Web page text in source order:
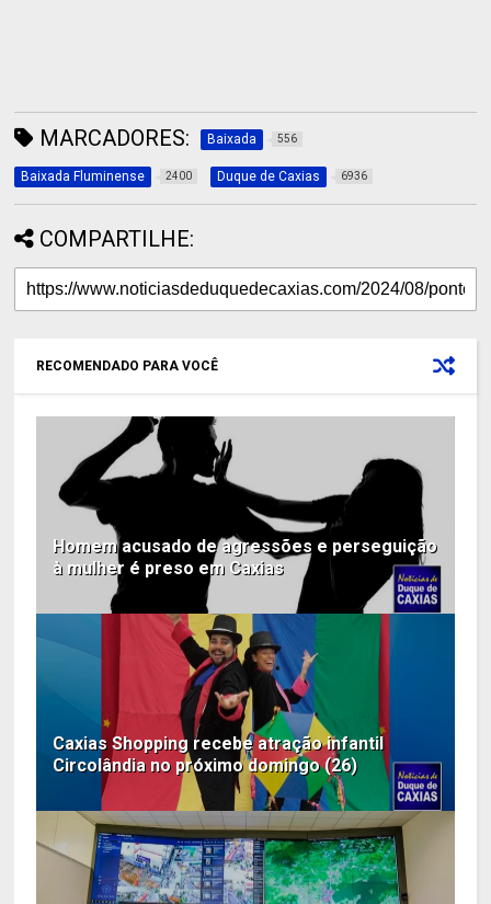
MARCADORES: Baixada 556
Baixada Fluminense 2400 Duque de Caxias 6936
COMPARTILHE:
RECOMENDADO PARA VOCÊ
Homem acusado de agressões e perseguição
à mulher é preso em Caxias
Caxias Shopping recebe atração infantil
Circolândia no próximo domingo (26)